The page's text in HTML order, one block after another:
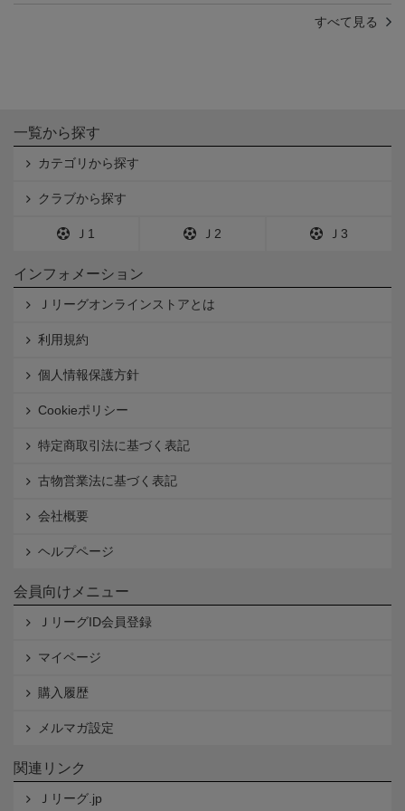
すべて見る
一覧から探す
カテゴリから探す
クラブから探す
Ｊ1 Ｊ2 Ｊ3
インフォメーション
Ｊリーグオンラインストアとは
利用規約
個人情報保護方針
Cookieポリシー
特定商取引法に基づく表記
古物営業法に基づく表記
会社概要
ヘルプページ
会員向けメニュー
ＪリーグID会員登録
マイページ
購入履歴
メルマガ設定
関連リンク
Ｊリーグ.jp